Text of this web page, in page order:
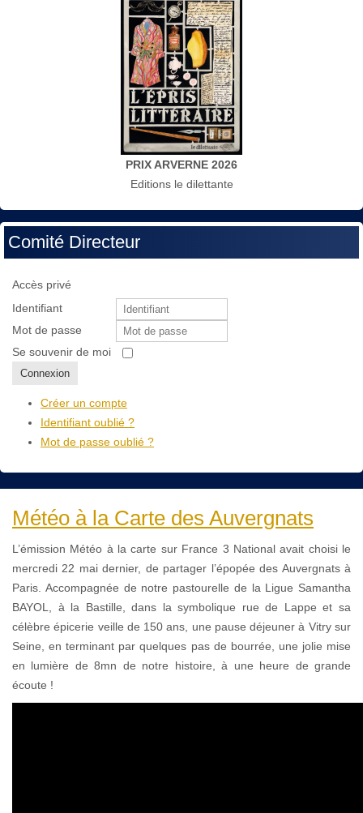
PRIX ARVERNE 2026
Editions le dilettante
Comité Directeur
Accès privé
Identifiant
Mot de passe
Se souvenir de moi
Connexion
Créer un compte
Identifiant oublié ?
Mot de passe oublié ?
Météo à la Carte des Auvergnats
L’émission Météo à la carte sur France 3 National avait choisi le
mercredi 22 mai dernier, de partager l’épopée des Auvergnats à
Paris. Accompagnée de notre pastourelle de la Ligue Samantha
BAYOL, à la Bastille, dans la symbolique rue de Lappe et sa
célèbre épicerie veille de 150 ans, une pause déjeuner à Vitry sur
Seine, en terminant par quelques pas de bourrée, une jolie mise
en lumière de 8mn de notre histoire, à une heure de grande
écoute !